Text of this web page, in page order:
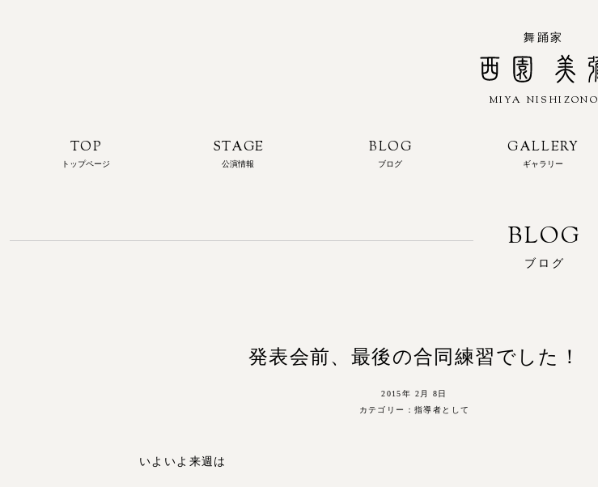
舞踊家
西園 美彌
MIYA NISHIZONO
TOP
トップページ
STAGE
公演情報
BLOG
ブログ
GALLERY
ギャラリー
ブログ
発表会前、最後の合同練習でした！
2015年 2月 8日
カテゴリー： 指導者として
いよいよ来週は